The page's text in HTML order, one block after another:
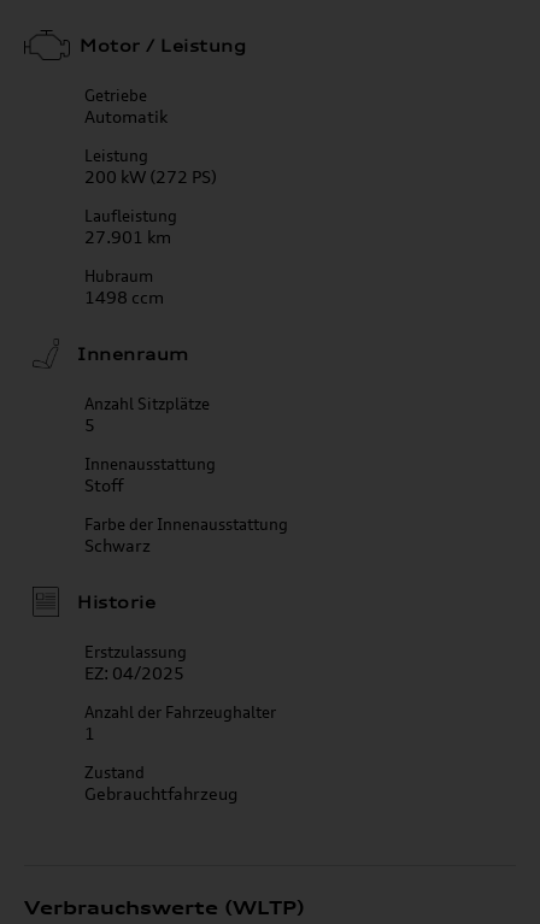
Motor / Leistung
Getriebe
Automatik
Leistung
200 kW (272 PS)
Laufleistung
27.901 km
Hubraum
1498 ccm
Innenraum
Anzahl Sitzplätze
5
Innenausstattung
Stoff
Farbe der Innenausstattung
Schwarz
Historie
Erstzulassung
EZ: 04/2025
Anzahl der Fahrzeughalter
1
Zustand
Gebrauchtfahrzeug
Verbrauchswerte (WLTP)